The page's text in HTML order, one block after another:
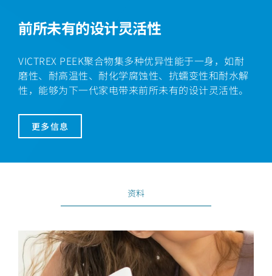
前所未有的设计灵活性
VICTREX PEEK聚合物集多种优异性能于一身，如耐
磨性、耐高温性、耐化学腐蚀性、抗蠕变性和耐水解
性，能够为下一代家电带来前所未有的设计灵活性。
更多信息
资料